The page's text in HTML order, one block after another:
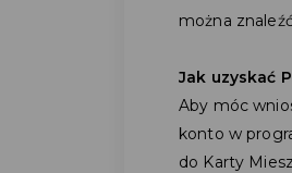
można
Jak uzyskać
Aby móc
konto w
do Karty